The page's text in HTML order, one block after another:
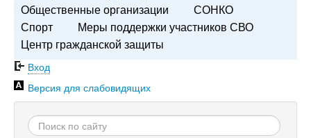
Общественные организации
СОНКО
Спорт
Меры поддержки участников СВО
Центр гражданской защиты
Вход
Версия для слабовидящих